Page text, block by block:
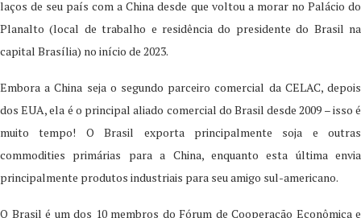
laços de seu país com a China desde que voltou a morar no Palácio do
Planalto (local de trabalho e residência do presidente do Brasil na
capital Brasília) no início de 2023.
Embora a China seja o segundo parceiro comercial da CELAC, depois
dos EUA, ela é o principal aliado comercial do Brasil desde 2009 – isso é
muito tempo! O Brasil exporta principalmente soja e outras
commodities primárias para a China, enquanto esta última envia
principalmente produtos industriais para seu amigo sul-americano.
O Brasil é um dos 10 membros do Fórum de Cooperação Econômica e